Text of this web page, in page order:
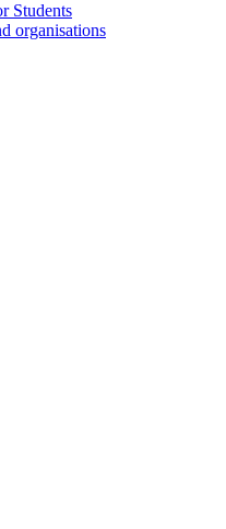
Students
organisations